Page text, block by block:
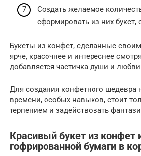
Создать желаемое
сформировать из них букет,
Букеты из конфет, сделанные
ярче, красочнее и интереснее
добавляется частичка души и любви.
Для создания конфетного шедевра
времени, особых навыков, стоит
терпением и задействовать
Красивый букет из конфет
гофрированной бумаги в